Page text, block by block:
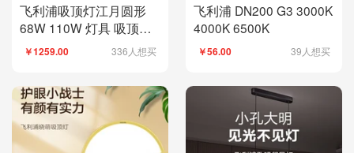
飞利浦吸顶灯江月圆形
68W 110W 灯具 吸顶灯
具 护眼
￥1259.00 336人想买
飞利浦 DN200 G3 3000K
4000K 6500K
￥56.00 39人想买